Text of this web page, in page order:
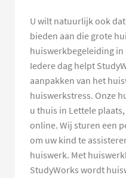
U wilt natuurlijk ook
bieden aan die grote
huiswerkbegeleiding in
Iedere dag helpt
aanpakken van het
huiswerkstress. Onze
u thuis in Lettele
online. Wij sturen een
om uw kind te
huiswerk. Met
StudyWorks wordt